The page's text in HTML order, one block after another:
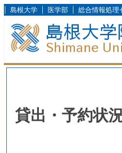
島根大学 医学部 総合情報処理
貸出・予約状